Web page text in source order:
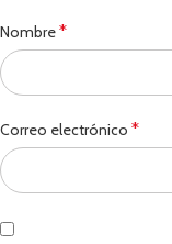
Nombre*
Correo electrónico *